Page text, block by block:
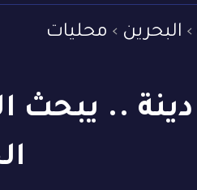
البحرين محليات
.. يبحث